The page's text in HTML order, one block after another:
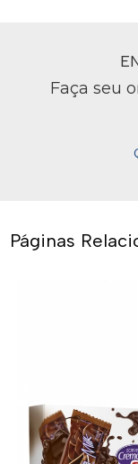
Faça seu
Páginas